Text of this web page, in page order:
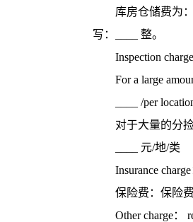
库房仓储费为：
写：____ 整。
Inspection
For a large amount
____ /per
对于大量的分捡
____ 元/地/类
Insurance charge
保险费：保险费
Other charge：